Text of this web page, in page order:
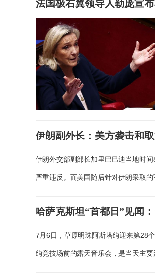
法国极右翼领导人勒庞宣
伊朗副外长：美方袭击和
伊朗外交部副部长加里巴巴迪当地时
严重违反。而美国随后针对伊朗采取
哈萨克斯坦“首都日”见闻
7月6日，草原明珠阿斯塔纳迎来第28
纳竞技场前的露天音乐会，是当天主